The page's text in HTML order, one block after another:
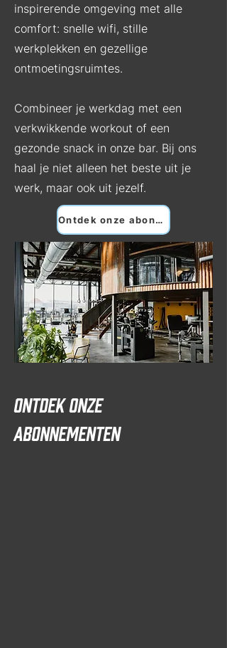
inspirerende omgeving met alle
comfort: snelle wifi, stille
werkplekken en gezellige
ontmoetingsruimtes.
Combineer je werkdag met een
verkwikkende workout of een
gezonde snack in onze bar. Bij ons
haal je niet alleen het beste uit je
werk, maar ook uit jezelf.
Ontdek onze abonnementen
Ontdek onze
abonnementen